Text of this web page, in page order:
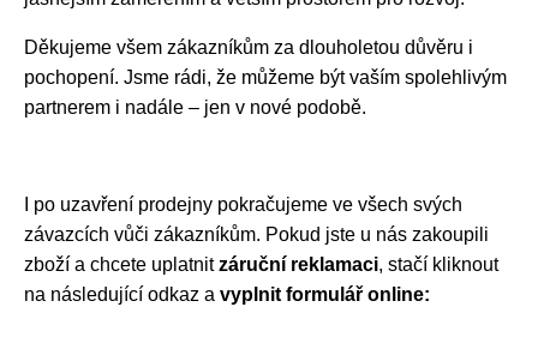
Děkujeme všem zákazníkům za dlouholetou důvěru i
pochopení. Jsme rádi, že můžeme být vaším spolehlivým
partnerem i nadále – jen v nové podobě.
I po uzavření prodejny pokračujeme ve všech svých
závazcích vůči zákazníkům. Pokud jste u nás zakoupili
zboží a chcete uplatnitzáruční reklamaci, stačí kliknout
na následující odkaz a vyplnit formulář online: